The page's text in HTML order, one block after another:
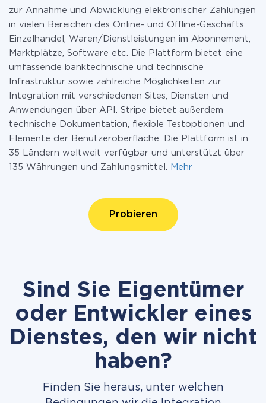
zur Annahme und Abwicklung elektronischer Zahlungen
in vielen Bereichen des Online- und Offline-Geschäfts:
Einzelhandel, Waren/Dienstleistungen im Abonnement,
Marktplätze, Software etc. Die Plattform bietet eine
umfassende banktechnische und technische
Infrastruktur sowie zahlreiche Möglichkeiten zur
Integration mit verschiedenen Sites, Diensten und
Anwendungen über API. Stripe bietet außerdem
technische Dokumentation, flexible Testoptionen und
Elemente der Benutzeroberfläche. Die Plattform ist in
35 Ländern weltweit verfügbar und unterstützt über
135 Währungen und Zahlungsmittel.
Mehr
Probieren
Sind Sie Eigentümer
oder Entwickler eines
Dienstes, den wir nicht
haben?
Finden Sie heraus, unter welchen